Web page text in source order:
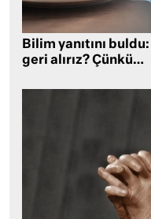
Bilim yanıtını
geri alırız? Çünkü…